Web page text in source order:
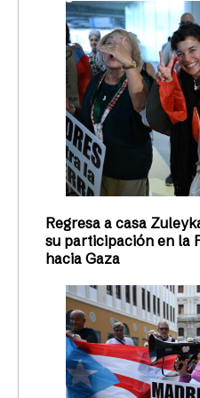
Regresa a casa
su participación en la
hacia Gaza